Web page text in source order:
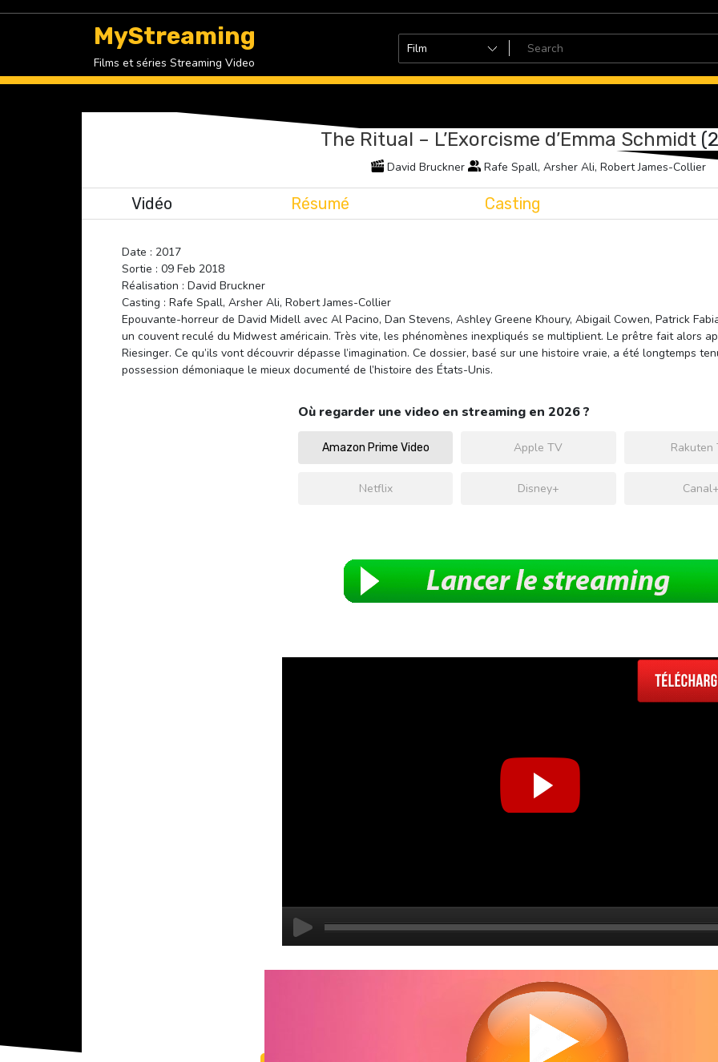
MyStreaming
Films et séries Streaming Video
The Ritual – L’Exorcisme d’Emma Schmidt
David Bruckner Rafe Spall, Arsher Ali, Robert James-Collier
Vidéo Résumé Casting
Date : 2017
Sortie : 09 Feb 2018
Réalisation : David Bruckner
Casting : Rafe Spall, Arsher Ali, Robert James-Collier
Epouvante-horreur de David Midell avec Al Pacino, Dan Stevens, Ashley Greene Khoury, Abigail Cowen, Patrick
un couvent reculé du Midwest américain. Très vite, les phénomènes inexpliqués se multiplient. Le prêtre fait alors
Riesinger. Ce qu’ils vont découvrir dépasse l’imagination. Ce dossier, basé sur une histoire vraie, a été longtemps
possession démoniaque le mieux documenté de l’histoire des États-Unis.
Où regarder une video en streaming en 2026 ?
Amazon Prime Video Apple TV Rakuten
Netflix Disney+